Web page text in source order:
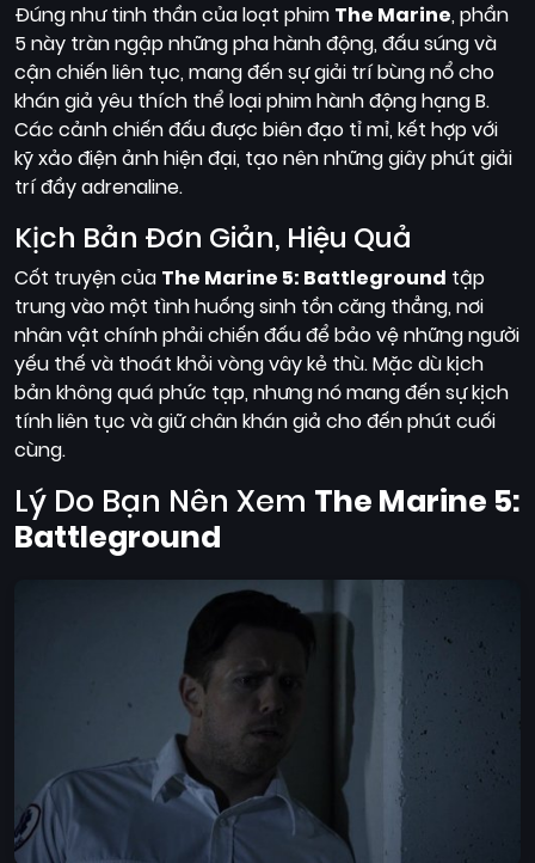
Đúng như tinh thần của loạt phim The Marine, phần
5 này tràn ngập những pha hành động, đấu súng và
cận chiến liên tục, mang đến sự giải trí bùng nổ cho
khán giả yêu thích thể loại phim hành động hạng B.
Các cảnh chiến đấu được biên đạo tỉ mỉ, kết hợp với
kỹ xảo điện ảnh hiện đại, tạo nên những giây phút giải
trí đầy adrenaline.
Kịch Bản Đơn Giản, Hiệu Quả
Cốt truyện của The Marine 5: Battleground tập
trung vào một tình huống sinh tồn căng thẳng, nơi
nhân vật chính phải chiến đấu để bảo vệ những người
yếu thế và thoát khỏi vòng vây kẻ thù. Mặc dù kịch
bản không quá phức tạp, nhưng nó mang đến sự kịch
tính liên tục và giữ chân khán giả cho đến phút cuối
cùng.
Lý Do Bạn Nên Xem The Marine 5:
Battleground